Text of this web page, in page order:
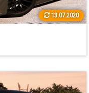
13.07.2020